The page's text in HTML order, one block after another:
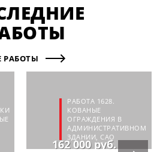
РАБОТЫ
РАБОТА 1628.
КОВАНЫЕ
ОГРАЖДЕНИЯ В
АДМИНИСТРАТИВНОМ
ЗДАНИИ, САО
162 000 руб.